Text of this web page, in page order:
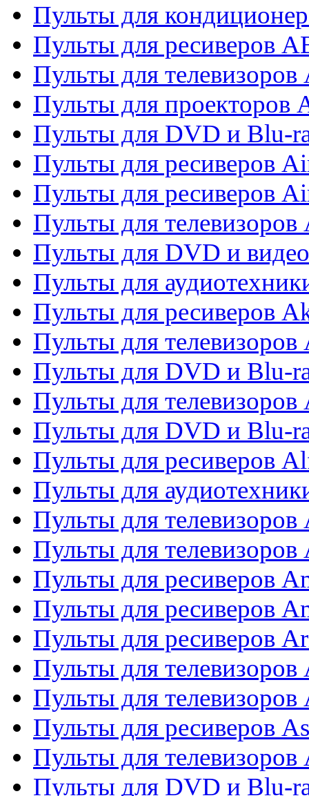
Пульты для
Пульты для ресиверов
Пульты для телевизоров
Пульты для проекторов
Пульты для DVD и Blu-
Пульты для ресиверов
Пульты для ресиверов
Пульты для телевизоров
Пульты для DVD и
Пульты для
Пульты для ресиверов
Пульты для телевизоров
Пульты для DVD и Blu-
Пульты для
Пульты для DVD и Blu-
Пульты для ресиверов
Пульты для
Пульты для
Пульты для
Пульты для ресиверов
Пульты для ресиверов
Пульты для ресиверов
Пульты для
Пульты для телевизоров
Пульты для ресиверов
Пульты для телевизоров
Пульты для DVD и Blu-